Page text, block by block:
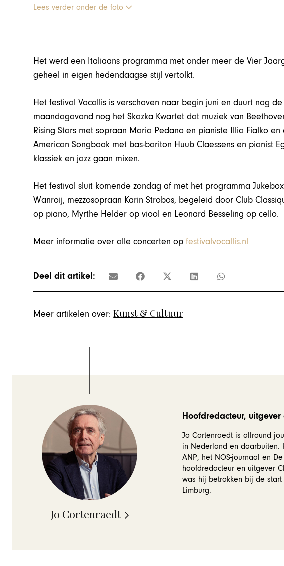
Lees verder onder de foto
Het werd een Italiaans programma met onder meer de Vier
geheel in eigen hedendaagse stijl vertolkt.
Het festival Vocallis is verschoven naar begin juni en duurt nog
maandagavond nog het Skazka Kwartet dat muziek van
Rising Stars met sopraan Maria Pedano en pianiste Illia Fialko
American Songbook met bas-bariton Huub Claessens en pianist
klassiek en jazz gaan mixen.
Het festival sluit komende zondag af met het programma
Wanroij, mezzosopraan Karin Strobos, begeleid door Club
op piano, Myrthe Helder op viool en Leonard Besseling op cello.
Meer informatie over alle concerten opfestivalvocallis.nl
Deel dit artikel:
Meer artikelen over: Kunst & Cultuur
Jo Cortenraedt
Hoofdredacteur,
Jo Cortenraedt is allround
in Nederland en daarbuiten.
ANP, het NOS-journaal en
hoofdredacteur en uitgever
was hij betrokken bij de
Limburg.